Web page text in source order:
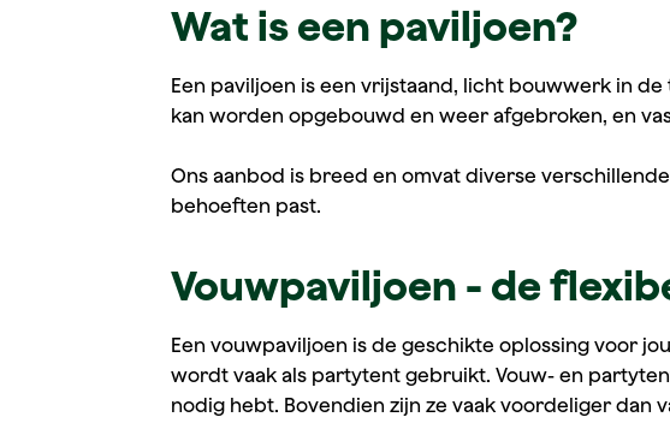
Wat is een paviljoen?
Een paviljoen is een vrijstaand, licht bouwwerk in
kan worden opgebouwd en weer afgebroken, en
Ons aanbod is breed en omvat diverse
behoeften past.
Vouwpaviljoen - de
Een vouwpaviljoen is de geschikte oplossing voor
wordt vaak als partytent gebruikt. Vouw- en
nodig hebt. Bovendien zijn ze vaak voordeliger dan